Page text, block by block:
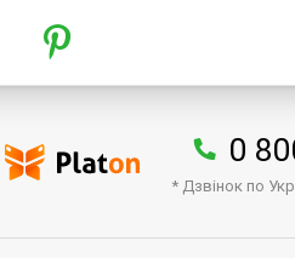
0
* Дзвінок по